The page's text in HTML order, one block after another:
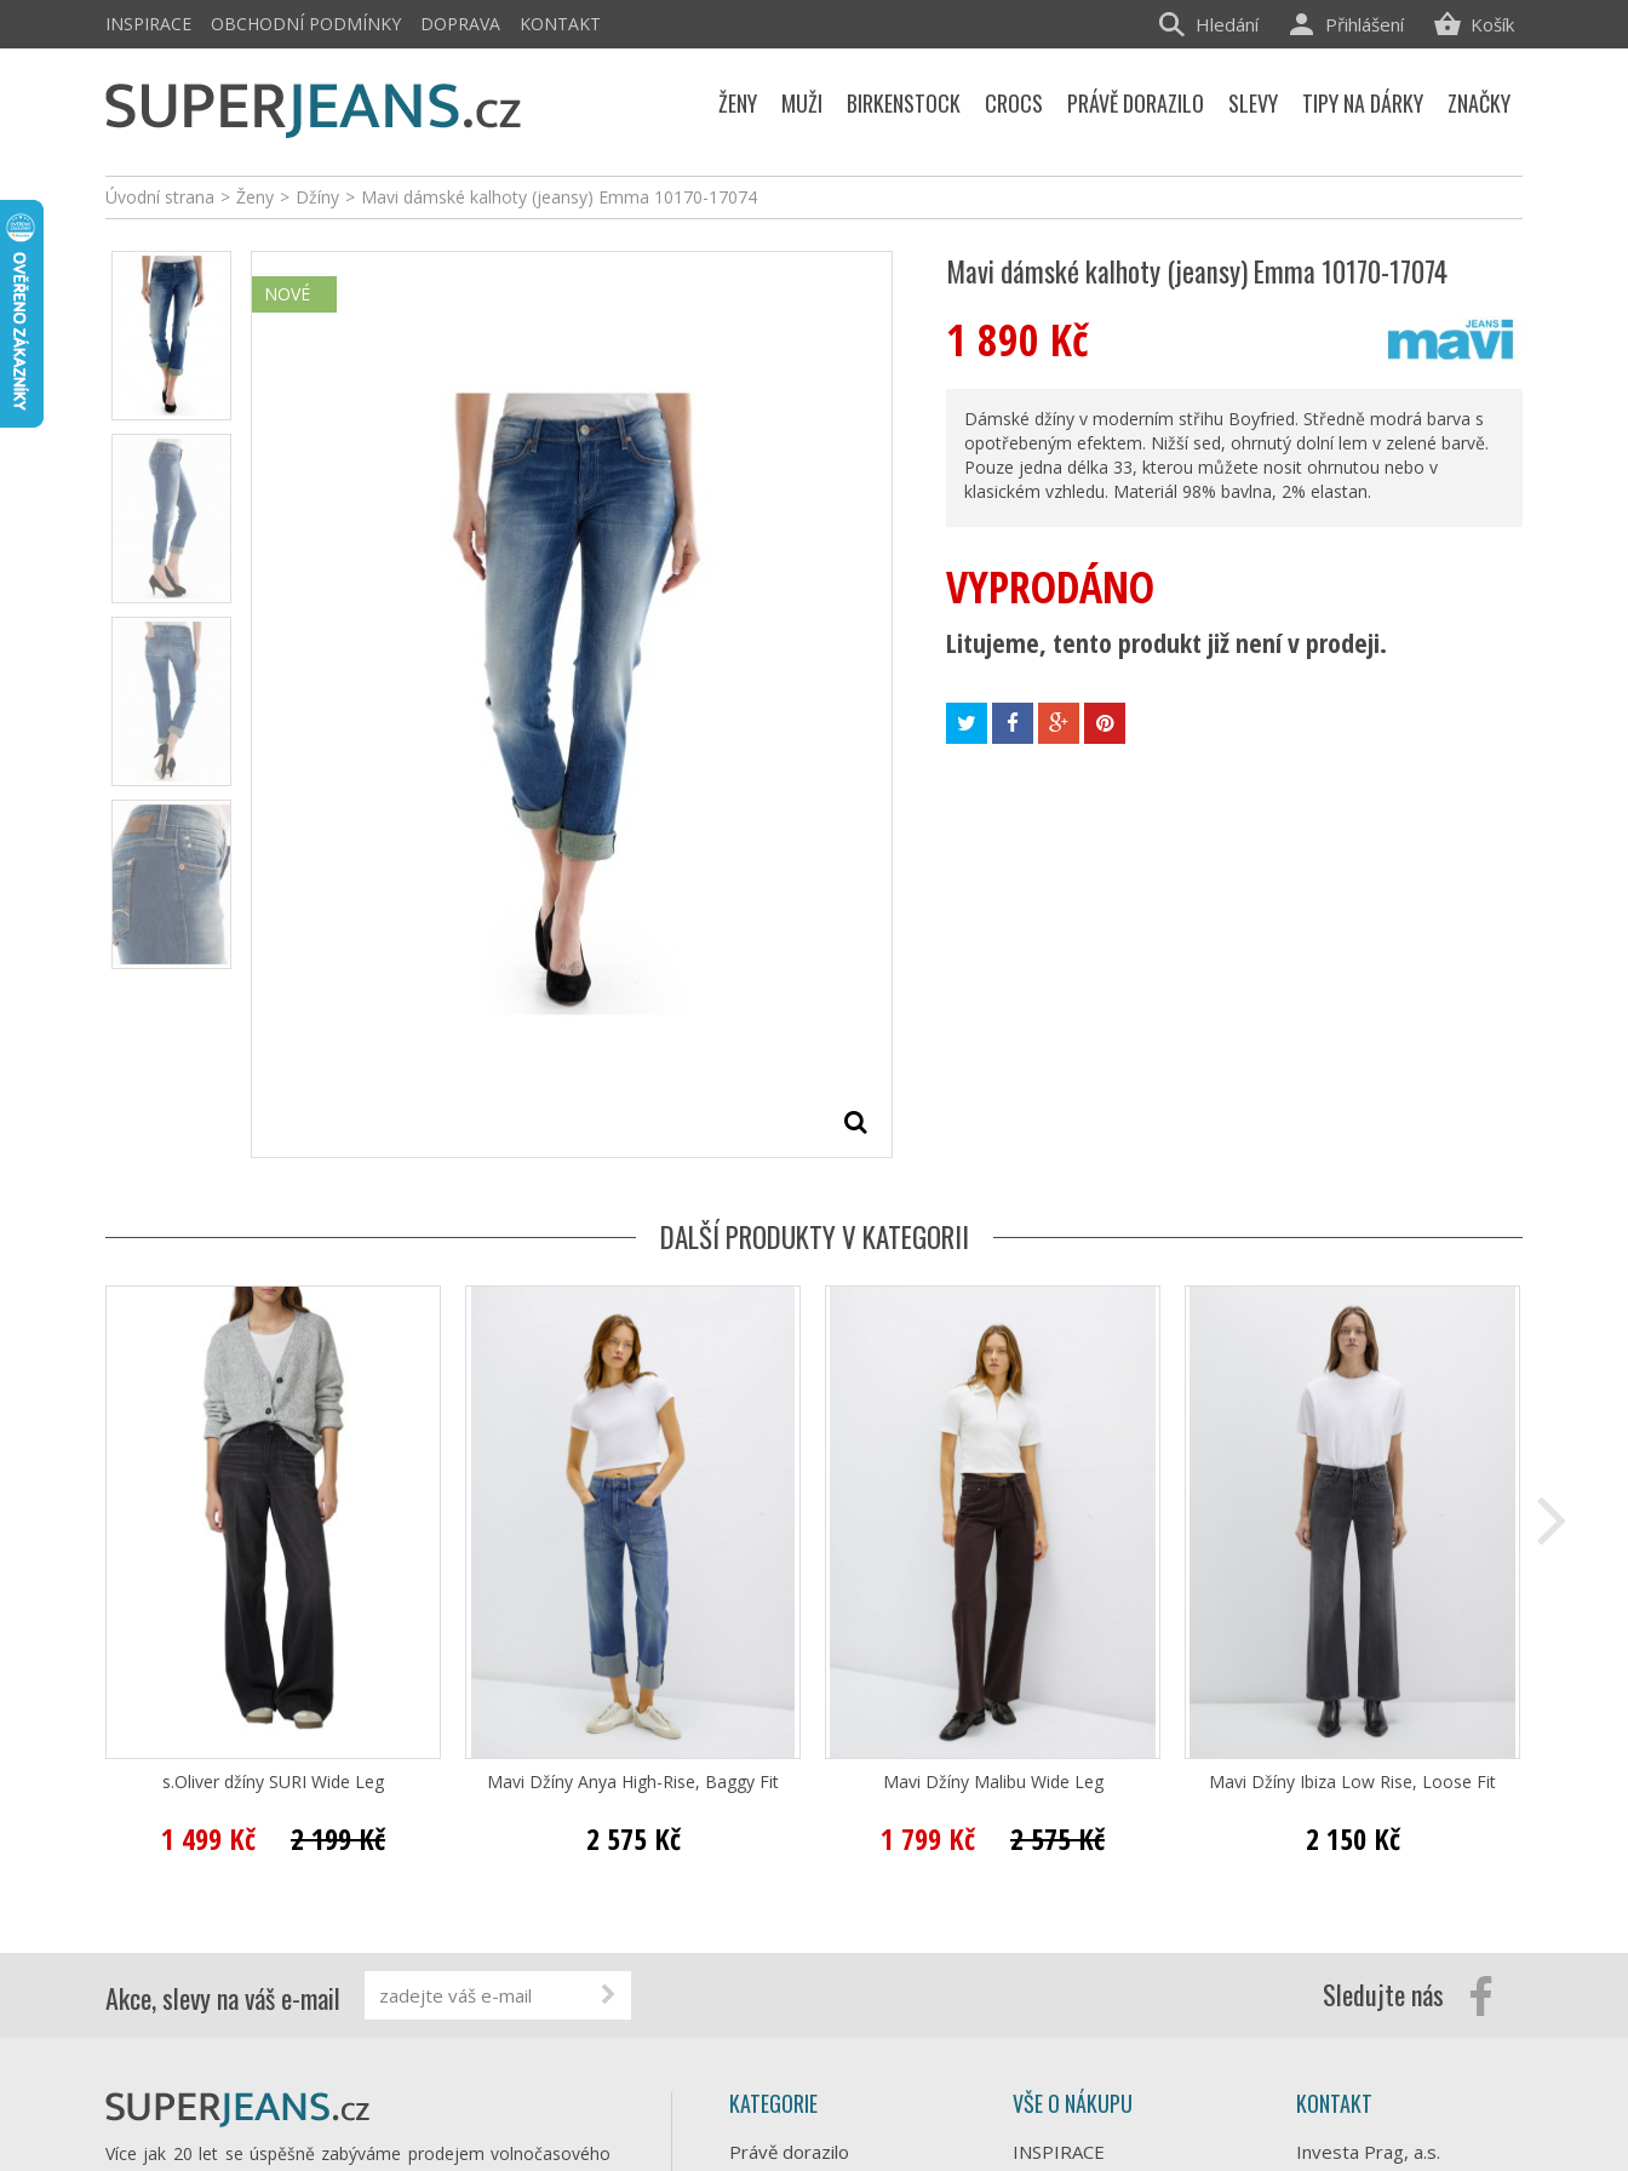
Úvodní strana > Ženy > Džíny > Mavi dámské kalhoty (jeansy) Emma 10170-17074
NOVÉ
Mavi dámské kalhoty (jeansy) Emma 10170-17074
1 890 Kč
Dámské džíny v moderním střihu Boyfried. Středně modrá barva s
opotřebeným efektem. Nižší sed, ohrnutý dolní lem v zelené barvě.
Pouze jedna délka 33, kterou můžete nosit ohrnutou nebo v
klasickém vzhledu. Materiál 98% bavlna, 2% elastan.
VYPRODÁNO
Litujeme, tento produkt již není v prodeji.
DALŠÍ PRODUKTY V KATEGORII
s.Oliver džíny SURI Wide Leg
1 499 Kč 2 199 Kč
Mavi Džíny Anya High-Rise, Baggy Fit
2 575 Kč
Mavi Džíny Malibu Wide Leg
1 799 Kč 2 575 Kč
Mavi Džíny Ibiza Low Rise, Loose Fit
2 150 Kč
INSPIRACE OBCHODNÍ PODMÍNKY DOPRAVA KONTAKT Košík
Přihlášení
Hledání
ŽENY MUŽI BIRKENSTOCK CROCS PRÁVĚ DORAZILO SLEVY TIPY NA DÁRKY ZNAČKY
Akce, slevy na váš e-mail Sledujte nás
Více jak 20 let se úspěšně zabýváme prodejem volnočasového
KATEGORIE
Právě dorazilo
VŠE O NÁKUPU
INSPIRACE
KONTAKT
Investa Prag, a.s.